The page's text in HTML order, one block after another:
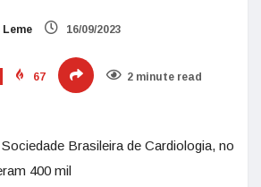
Leme 16/09/2023
67 2 minute read
Brasileira de Cardiologia, no
400 mil